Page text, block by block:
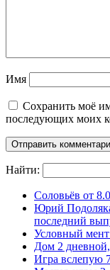
Имя
Сохранить моё
последующих моих
Найти:
Соловьёв от
Юрий
последний
Условный мент
Дом 2
Игра вслепую